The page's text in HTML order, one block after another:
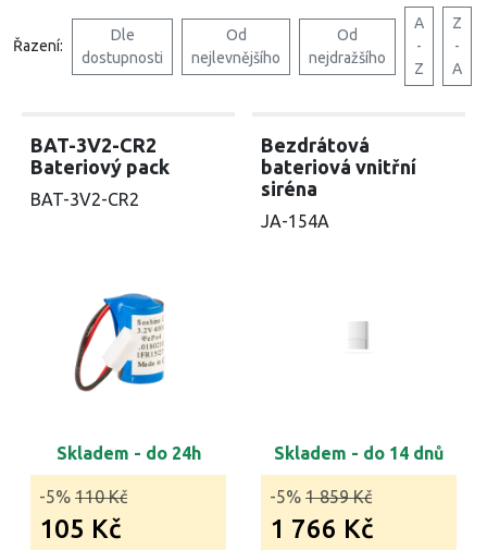
Řazení:
Dle
dostupnosti
Od
nejlevnějšího
Od
nejdražšího
A
-
Z
Z
-
A
BAT-3V2-CR2
Bateriový pack
BAT-3V2-CR2
Skladem - do 24h
-5% 110 Kč
105 Kč
Bezdrátová
bateriová vnitřní
siréna
JA-154A
Skladem - do 14 dnů
-5% 1 859 Kč
1 766 Kč